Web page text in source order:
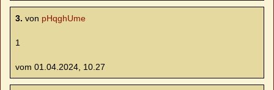
3. von pHqghUme
1
vom 01.04.2024, 10.27